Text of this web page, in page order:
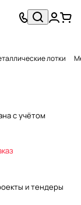
лотки
с учётом
и тендеры